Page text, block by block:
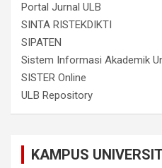
Portal Jurnal ULB
SINTA RISTEKDIKTI
SIPATEN
Sistem Informasi Akademik
SISTER Online
ULB Repository
KAMPUS